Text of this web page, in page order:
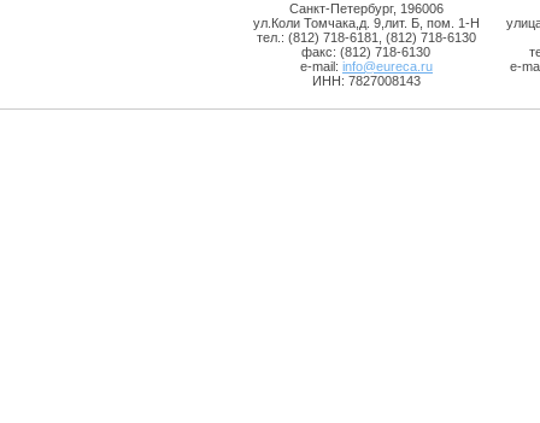
Санкт-Петербург, 196006
ул.Коли Томчака,д. 9,лит. Б, пом. 1-Н
тел.: (812) 718-6181, (812) 718-6130
факс: (812) 718-6130
e-mail: info@eureca.ru
ИНН: 7827008143
e-